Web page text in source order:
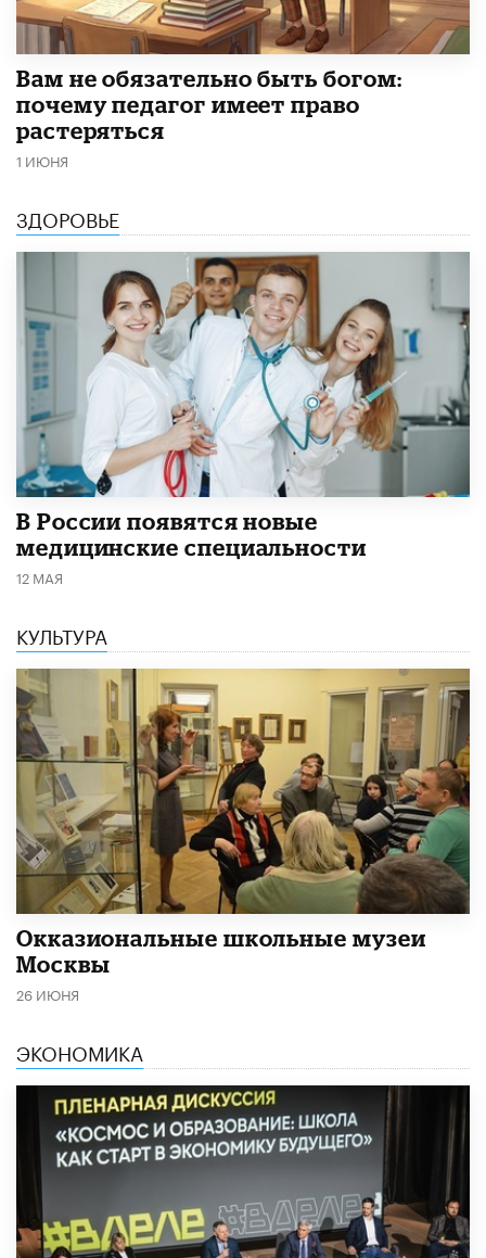
​Вам не обязательно быть богом:
почему педагог имеет право
растеряться
1 ИЮНЯ
ЗДОРОВЬЕ
В России появятся новые
медицинские специальности
12 МАЯ
КУЛЬТУРА
​Окказиональные школьные музеи
Москвы
26 ИЮНЯ
ЭКОНОМИКА